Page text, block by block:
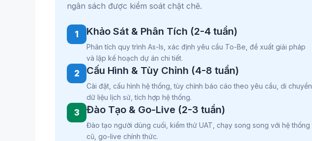
ngân sách được kiểm soát chặt chẽ.
1 Khảo Sát & Phân Tích (2-4 tuần)
Phân tích quy trình As-Is, xác định yêu cầu To-Be, đề xuất giải pháp
và lập kế hoạch dự án chi tiết.
2 Cấu Hình & Tùy Chỉnh (4-8 tuần)
Cài đặt, cấu hình hệ thống, tùy chỉnh báo cáo theo yêu cầu, di chuyển
dữ liệu lịch sử, tích hợp hệ thống.
3 Đào Tạo & Go-Live (2-3 tuần)
Đào tạo người dùng cuối, kiểm thử UAT, chạy song song với hệ thống
cũ, go-live chính thức.